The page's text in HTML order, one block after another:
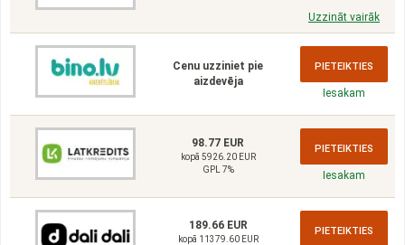
Uzzināt vairāk
Cenu uzziniet pie
aizdevēja
PIETEIKTIES
Iesakam
98.77 EUR
kopā 5926.20 EUR
GPL 7%
PIETEIKTIES
Iesakam
189.66 EUR
kopā 11379.60 EUR
PIETEIKTIES